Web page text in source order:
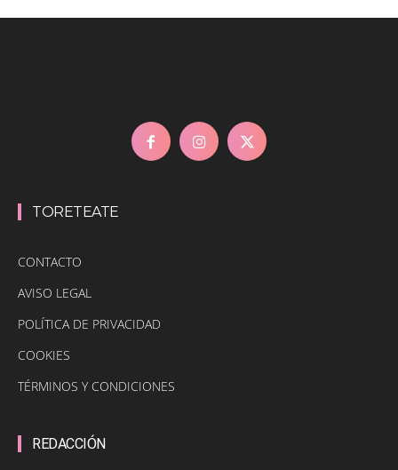
TORETEATE
CONTACTO
AVISO LEGAL
POLÍTICA DE PRIVACIDAD
COOKIES
TÉRMINOS Y CONDICIONES
REDACCIÓN